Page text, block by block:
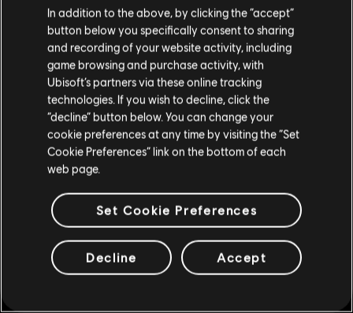
©2022 Ubisoft Entertainment. All Rights Reserved. The Roller Champions logo,
Ubisoft, and the Ubisoft logo are registered or unregistered trademarks of Ubisoft
Entertainment in the US and/or other countries.
Parece que você está no paísUnited States
Visite nossa Store local para fazer sua compra.
Fique na Store atual
Mudar para a loja do país Portugal
In addition to the above, by clicking the “accept”
button below you specifically consent to sharing
and recording of your website activity, including
game browsing and purchase activity, with
Ubisoft’s partners via these online tracking
technologies. If you wish to decline, click the
“decline” button below. You can change your
cookie preferences at any time by visiting the “Set
Cookie Preferences” link on the bottom of each
web page.
Set Cookie Preferences
Decline Accept